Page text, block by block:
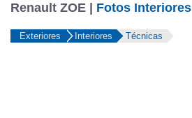
Renault ZOE | Fotos Interiores
Exteriores Interiores Técnicas